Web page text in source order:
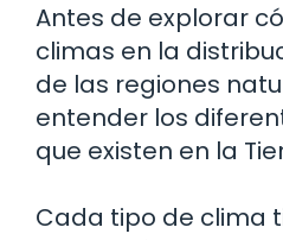
Antes de explorar
climas en la
de las regiones
entender los
que existen en la
Cada tipo de clima